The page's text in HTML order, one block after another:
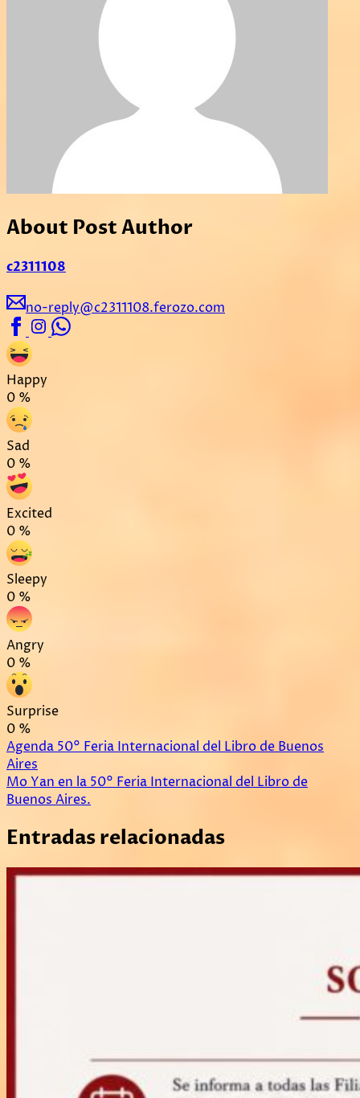
About Post Author
c2311108
no-reply@c2311108.ferozo.com
Happy
0 %
Sad
0 %
Excited
0 %
Sleepy
0 %
Angry
0 %
Surprise
0 %
Navegación
de
entradas
Agenda 50° Feria Internacional del Libro de Buenos
Aires
Mo Yan en la 50° Feria Internacional del Libro de
Buenos Aires.
Entradas relacionadas